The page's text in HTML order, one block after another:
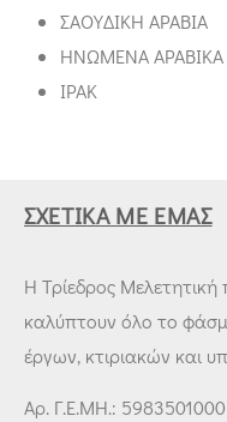
ΣΑΟΥΔΙΚΗ ΑΡΑΒΙΑ
ΗΝΩΜΕΝΑ ΑΡΑΒΙΚΑ
ΙΡΑΚ
ΣΧΕΤΙΚΆ ΜΕ ΕΜΆΣ
Η Τρίεδρος Μελετητική
καλύπτουν όλο το
έργων, κτιριακών και
Αρ. Γ.Ε.ΜΗ.: 5983501000